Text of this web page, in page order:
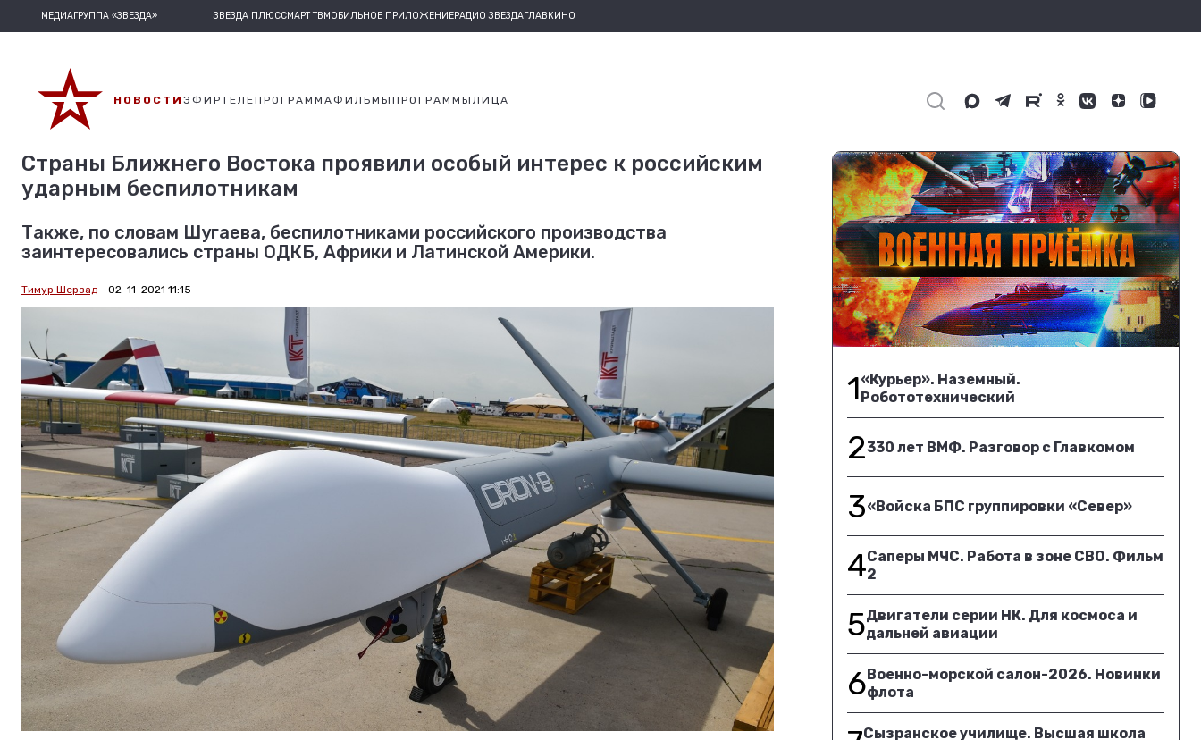
МЕДИАГРУППА «ЗВЕЗДА» ЗВЕЗДА ПЛЮССМАРТ ТВМОБИЛЬНОЕ ПРИЛОЖЕНИЕРАДИО ЗВЕЗДАГЛАВКИНО
НОВОСТИ ЭФИРТЕЛЕПРОГРАММАФИЛЬМЫ ПРОГРАММЫ ЛИЦА
Страны Ближнего Востока проявили особый интерес к российским
ударным беспилотникам
Также, по словам Шугаева, беспилотниками российского производства
заинтересовались страны ОДКБ, Африки и Латинской Америки.
Тимур Шерзад 02-11-2021 11:15
1«Курьер». Наземный.
Робототехнический
2330 лет ВМФ. Разговор с Главкомом
3«Войска БПС группировки «Север»
4Саперы МЧС. Работа в зоне СВО. Фильм
2
5Двигатели серии НК. Для космоса и
дальней авиации
6Военно-морской салон-2026. Новинки
флота
Сызранское училище. Высшая школа